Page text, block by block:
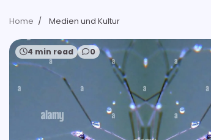
Home Medien und Kultur
4 min read 0